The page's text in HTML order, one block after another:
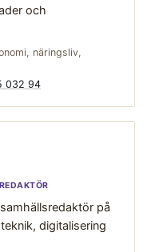
och
näringsliv,
032 94
på
digitalisering